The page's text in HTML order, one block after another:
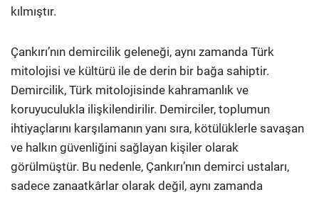
kılmıştır.
Çankırı’nın demircilik geleneği, aynı zamanda Türk
mitolojisi ve kültürü ile de derin bir bağa sahiptir.
Demircilik, Türk mitolojisinde kahramanlık ve
koruyuculukla ilişkilendirilir. Demirciler, toplumun
ihtiyaçlarını karşılamanın yanı sıra, kötülüklerle savaşan
ve halkın güvenliğini sağlayan kişiler olarak
görülmüştür. Bu nedenle, Çankırı’nın demirci ustaları,
sadece zanaatkârlar olarak değil, aynı zamanda